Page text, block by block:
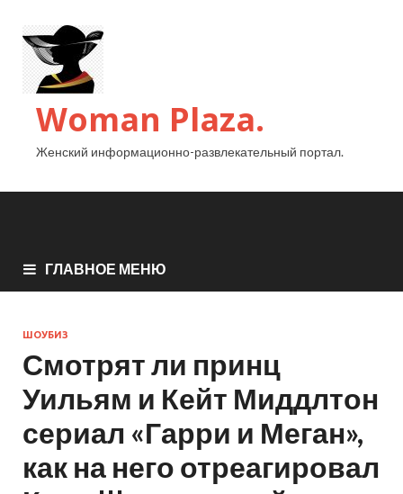
Woman Plaza.
Женский информационно-развлекательный портал.
ГЛАВНОЕ МЕНЮ
ШОУБИЗ
Смотрят ли принц
Уильям и Кейт Миддлтон
сериал «Гарри и Меган»,
как на него отреагировал